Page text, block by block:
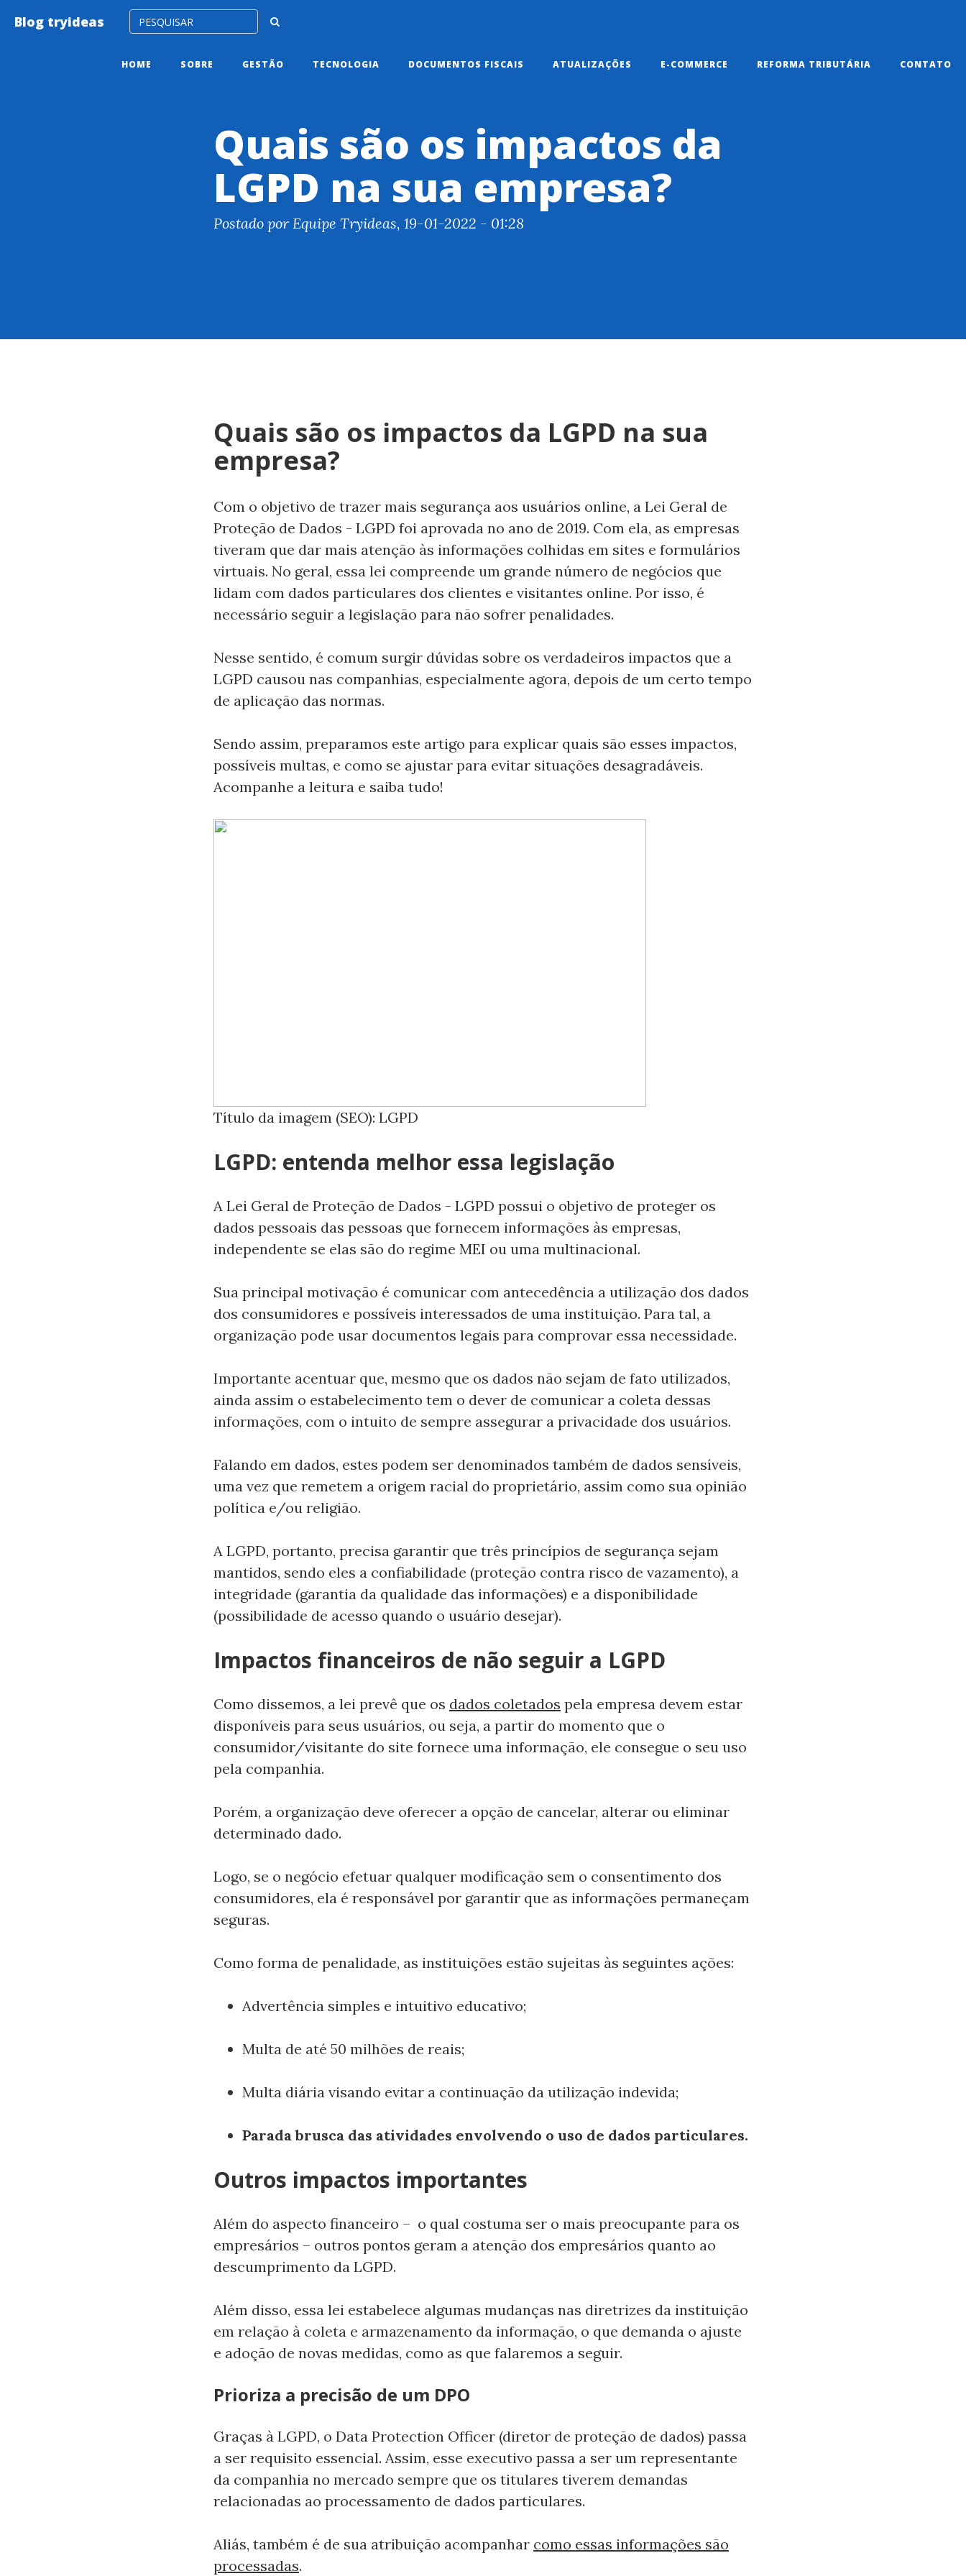
Blog tryideas
HOME SOBRE GESTÃO TECNOLOGIA DOCUMENTOS FISCAIS ATUALIZAÇÕES E-COMMERCE REFORMA TRIBUTÁRIA CONTATO
Quais são os impactos da
LGPD na sua empresa?
Postado por Equipe Tryideas, 19-01-2022 - 01:28
Quais são os impactos da LGPD na sua
empresa?
Com o objetivo de trazer mais segurança aos usuários online, a Lei Geral de
Proteção de Dados - LGPD foi aprovada no ano de 2019. Com ela, as empresas
tiveram que dar mais atenção às informações colhidas em sites e formulários
virtuais. No geral, essa lei compreende um grande número de negócios que
lidam com dados particulares dos clientes e visitantes online. Por isso, é
necessário seguir a legislação para não sofrer penalidades.
Nesse sentido, é comum surgir dúvidas sobre os verdadeiros impactos que a
LGPD causou nas companhias, especialmente agora, depois de um certo tempo
de aplicação das normas.
Sendo assim, preparamos este artigo para explicar quais são esses impactos,
possíveis multas, e como se ajustar para evitar situações desagradáveis.
Acompanhe a leitura e saiba tudo!
Título da imagem (SEO): LGPD
LGPD: entenda melhor essa legislação
A Lei Geral de Proteção de Dados - LGPD possui o objetivo de proteger os
dados pessoais das pessoas que fornecem informações às empresas,
independente se elas são do regime MEI ou uma multinacional.
Sua principal motivação é comunicar com antecedência a utilização dos dados
dos consumidores e possíveis interessados de uma instituição. Para tal, a
organização pode usar documentos legais para comprovar essa necessidade.
Importante acentuar que, mesmo que os dados não sejam de fato utilizados,
ainda assim o estabelecimento tem o dever de comunicar a coleta dessas
informações, com o intuito de sempre assegurar a privacidade dos usuários.
Falando em dados, estes podem ser denominados também de dados sensíveis,
uma vez que remetem a origem racial do proprietário, assim como sua opinião
política e/ou religião.
A LGPD, portanto, precisa garantir que três princípios de segurança sejam
mantidos, sendo eles a confiabilidade (proteção contra risco de vazamento), a
integridade (garantia da qualidade das informações) e a disponibilidade
(possibilidade de acesso quando o usuário desejar).
Impactos financeiros de não seguir a LGPD
Como dissemos, a lei prevê que os dados coletados pela empresa devem estar
disponíveis para seus usuários, ou seja, a partir do momento que o
consumidor/visitante do site fornece uma informação, ele consegue o seu uso
pela companhia.
Porém, a organização deve oferecer a opção de cancelar, alterar ou eliminar
determinado dado.
Logo, se o negócio efetuar qualquer modificação sem o consentimento dos
consumidores, ela é responsável por garantir que as informações permaneçam
seguras.
Como forma de penalidade, as instituições estão sujeitas às seguintes ações:
Advertência simples e intuitivo educativo;
Multa de até 50 milhões de reais;
Multa diária visando evitar a continuação da utilização indevida;
Parada brusca das atividades envolvendo o uso de dados particulares.
Outros impactos importantes
Além do aspecto financeiro – o qual costuma ser o mais preocupante para os
empresários – outros pontos geram a atenção dos empresários quanto ao
descumprimento da LGPD.
Além disso, essa lei estabelece algumas mudanças nas diretrizes da instituição
em relação à coleta e armazenamento da informação, o que demanda o ajuste
e adoção de novas medidas, como as que falaremos a seguir.
Prioriza a precisão de um DPO
Graças à LGPD, o Data Protection Officer (diretor de proteção de dados) passa
a ser requisito essencial. Assim, esse executivo passa a ser um representante
da companhia no mercado sempre que os titulares tiverem demandas
relacionadas ao processamento de dados particulares.
Aliás, também é de sua atribuição acompanhar como essas informações são
processadas.